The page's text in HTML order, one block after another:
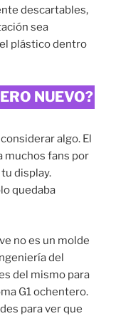
descartables,
sea
plástico dentro
NUEVO?
algo. El
muchos fans por
display.
quedaba
no es un molde
del
del mismo para
G1 ochentero.
para ver que